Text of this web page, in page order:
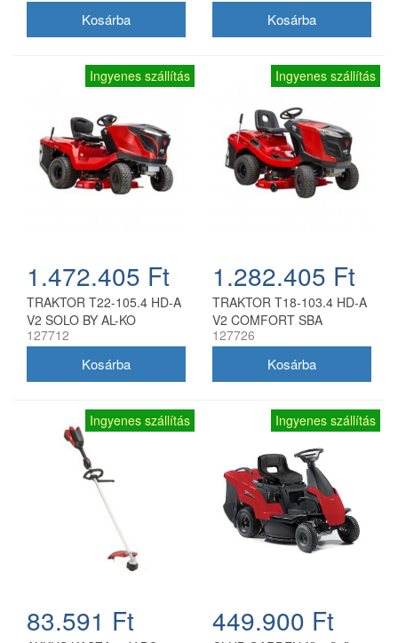
Ingyenes szállítás
1.472.405 Ft
TRAKTOR T22-105.4 HD-A
V2 SOLO BY AL-KO
127712
Ingyenes szállítás
1.282.405 Ft
TRAKTOR T18-103.4 HD-A
V2 COMFORT SBA
127726
Ingyenes szállítás
83.591 Ft
Ingyenes szállítás
449.900 Ft